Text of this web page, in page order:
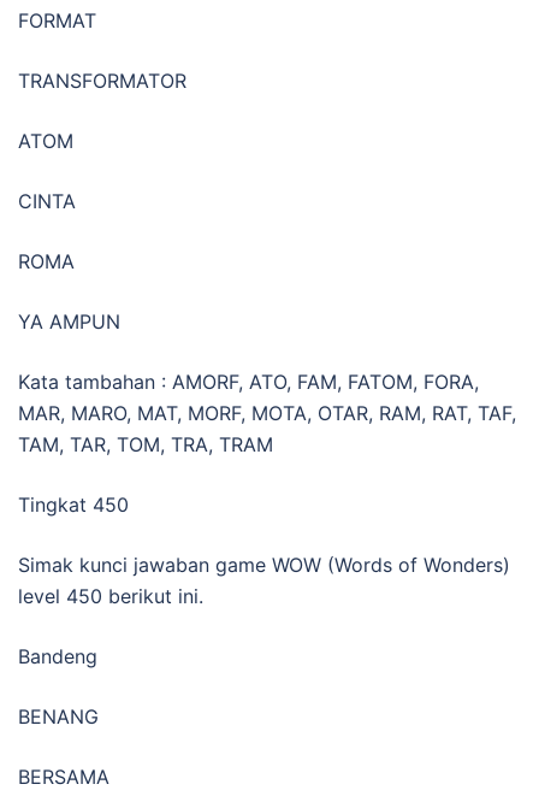
FORMAT
TRANSFORMATOR
ATOM
CINTA
ROMA
YA AMPUN
Kata tambahan : AMORF, ATO, FAM, FATOM, FORA,
MAR, MARO, MAT, MORF, MOTA, OTAR, RAM, RAT, TAF,
TAM, TAR, TOM, TRA, TRAM
Tingkat 450
Simak kunci jawaban game WOW (Words of Wonders)
level 450 berikut ini.
Bandeng
BENANG
BERSAMA